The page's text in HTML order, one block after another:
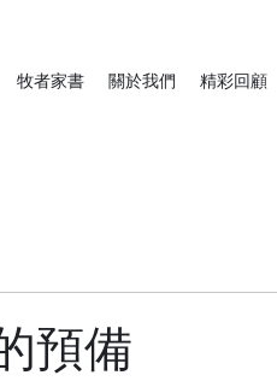
牧者家書 關於我們 精彩回顧
預備